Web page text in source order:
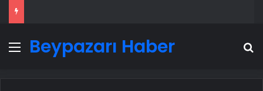
Menü
Beypazarı Haber